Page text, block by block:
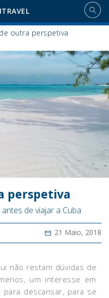
outra perspetiva
perspetiva
de viajar a Cuba
21 Maio, 2018
não restam dúvidas de
um interesse em
para descansar, para se